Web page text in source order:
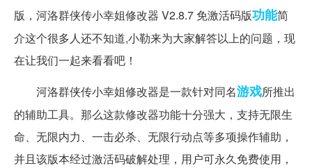
版，河洛群侠传小幸姐修改器 V2.8.7 免激活码版功能简
介这个很多人还不知道,小勒来为大家解答以上的问题，现
在让我们一起来看看吧！
河洛群侠传小幸姐修改器是一款针对同名游戏所推出
的辅助工具。那么这款修改器功能十分强大，支持无限生
命、无限内力、一击必杀、无限行动点等多项操作辅助，
并且该版本经过激活码破解处理，用户可永久免费使用，